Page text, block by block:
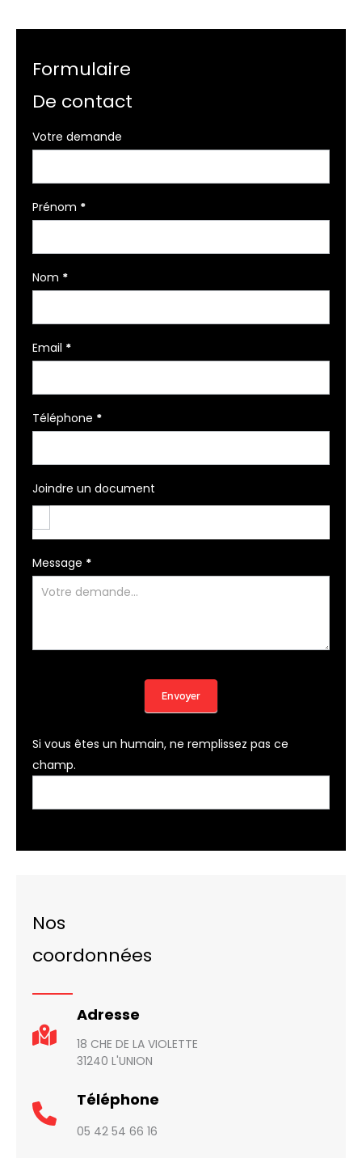
Formulaire
De contact
Formulaire
téléphone
Votre demande
Prénom *
Nom *
Email *
Téléphone *
Joindre un document
Message *
Envoyer
Si vous êtes un humain, ne remplissez pas ce
champ.
Nos
coordonnées
Adresse
18 CHE DE LA VIOLETTE
31240 L'UNION
Téléphone
05 42 54 66 16